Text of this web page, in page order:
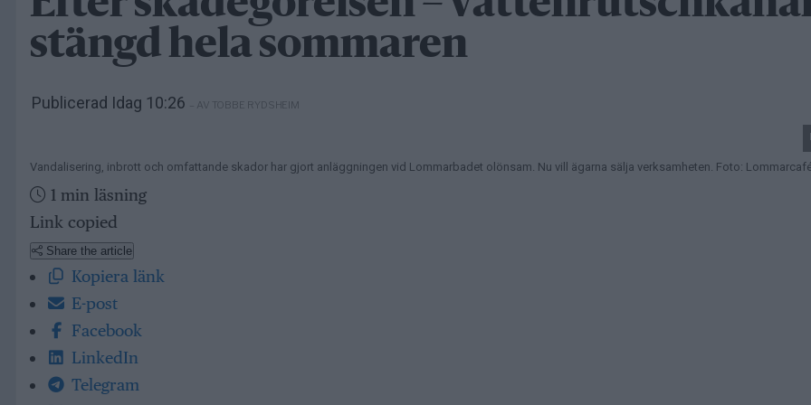
stängd hela sommaren
Publicerad Idag 10:26 – AV TOBBE RYDSHEIM
Vandalisering, inbrott och omfattande skador har gjort anläggningen vid Lommarbadet olönsam. Nu vill ägarna sälja verksamheten. Foto:
1 min läsning
Link copied
Share the article
Kopiera länk
E-post
Facebook
LinkedIn
Telegram